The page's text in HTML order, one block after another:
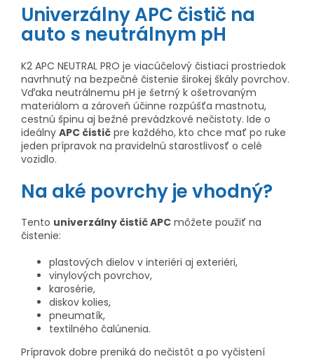
Univerzálny APC čistič na
auto s neutrálnym pH
K2 APC NEUTRAL PRO je viacúčelový čistiaci prostriedok
navrhnutý na bezpečné čistenie širokej škály povrchov.
Vďaka neutrálnemu pH je šetrný k ošetrovaným
materiálom a zároveň účinne rozpúšťa mastnotu,
cestnú špinu aj bežné prevádzkové nečistoty. Ide o
ideálny APC čistič pre každého, kto chce mať po ruke
jeden prípravok na pravidelnú starostlivosť o celé
vozidlo.
Na aké povrchy je vhodný?
Tento univerzálny čistič APC môžete použiť na
čistenie:
plastových dielov v interiéri aj exteriéri,
vinylových povrchov,
karosérie,
diskov kolies,
pneumatík,
textilného čalúnenia.
Prípravok dobre preniká do nečistôt a po vyčistení